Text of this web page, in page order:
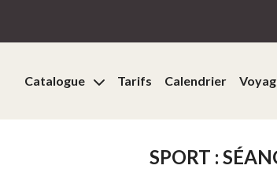
Catalogue Tarifs Calendrier
SPORT :